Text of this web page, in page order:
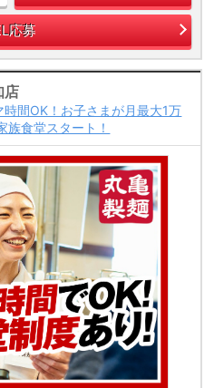
応募
店
間OK！お子さまが月最大1万
族食堂スタート！